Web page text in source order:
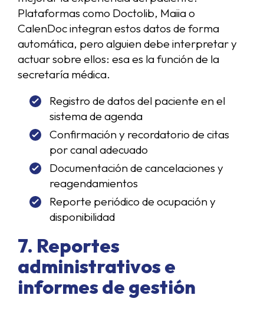
Plataformas como Doctolib, Maiia o
CalenDoc integran estos datos de forma
automática, pero alguien debe interpretar y
actuar sobre ellos: esa es la función de la
secretaría médica.
Registro de datos del paciente en el
sistema de agenda
Confirmación y recordatorio de citas
por canal adecuado
Documentación de cancelaciones y
reagendamientos
Reporte periódico de ocupación y
disponibilidad
7. Reportes
administrativos e
informes de gestión